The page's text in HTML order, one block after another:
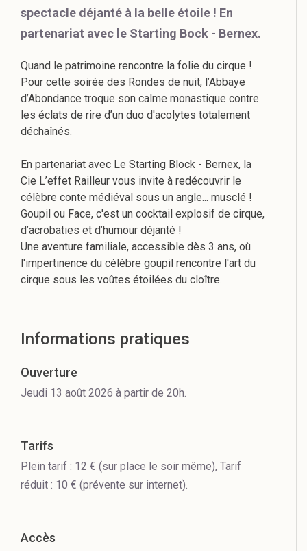
spectacle déjanté à la belle étoile ! En
partenariat avec le Starting Bock - Bernex.
Quand le patrimoine rencontre la folie du cirque !
Pour cette soirée des Rondes de nuit, l’Abbaye
d’Abondance troque son calme monastique contre
les éclats de rire d’un duo d'acolytes totalement
déchaînés.
En partenariat avec Le Starting Block - Bernex, la
Cie L’effet Railleur vous invite à redécouvrir le
célèbre conte médiéval sous un angle... musclé !
Goupil ou Face, c'est un cocktail explosif de cirque,
d’acrobaties et d’humour déjanté !
Une aventure familiale, accessible dès 3 ans, où
l'impertinence du célèbre goupil rencontre l'art du
cirque sous les voûtes étoilées du cloître.
Informations pratiques
Ouverture
Jeudi 13 août 2026 à partir de 20h.
Tarifs
Plein tarif : 12 € (sur place le soir même), Tarif
réduit : 10 € (prévente sur internet).
Accès